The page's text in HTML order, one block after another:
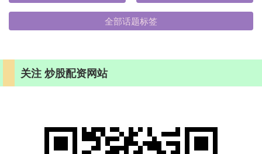
全部话题标签
关注 炒股配资网站